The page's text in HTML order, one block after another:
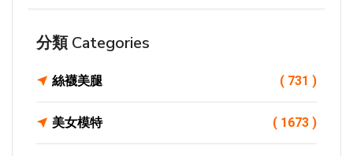
分類 Categories
絲襪美腿 ( 731 )
美女模特 ( 1673 )